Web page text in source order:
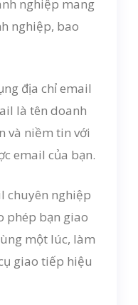
nghiệp mang
nghiệp, bao
địa chỉ email
là tên doanh
và niềm tin với
email của bạn.
chuyên nghiệp
phép bạn giao
một lúc, làm
giao tiếp hiệu